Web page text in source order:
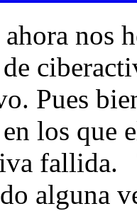
ahora nos
de
Pues
en los que
fallida.
alguna